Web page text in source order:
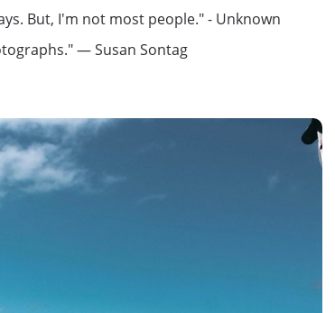
But, I'm not most people." - Unknown
— Susan Sontag